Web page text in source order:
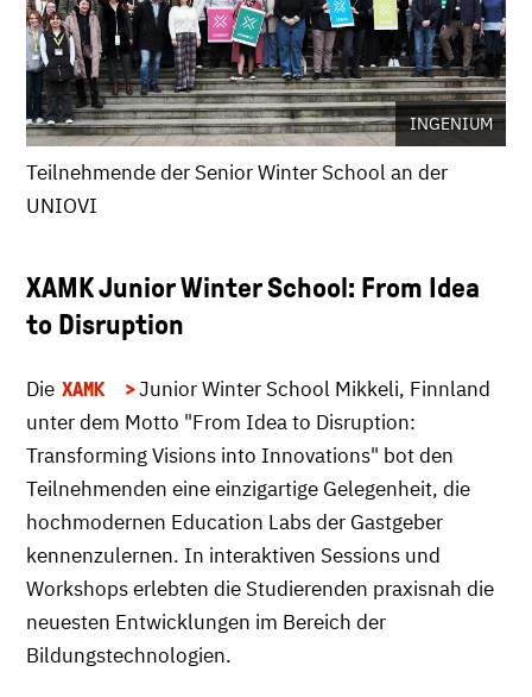
INGENIUM
Teilnehmende der Senior Winter School an der
UNIOVI
XAMK Junior Winter School: From Idea
to Disruption
Die XAMK
Junior Winter School Mikkeli, Finnland
unter dem Motto "From Idea to Disruption:
Transforming Visions into Innovations" bot den
Teilnehmenden eine einzigartige Gelegenheit, die
hochmodernen Education Labs der Gastgeber
kennenzulernen. In interaktiven Sessions und
Workshops erlebten die Studierenden praxisnah die
neuesten Entwicklungen im Bereich der
Bildungstechnologien.